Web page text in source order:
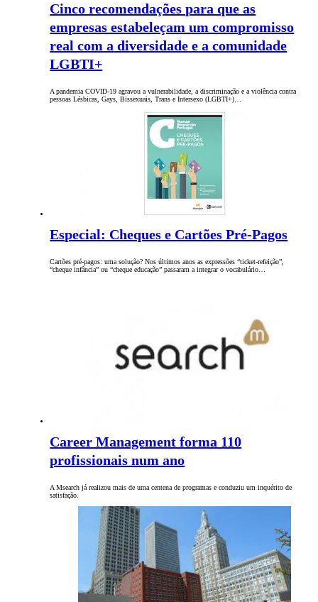
Cinco recomendações para que as
empresas estabeleçam um compromisso
real com a diversidade e a comunidade
LGBTI+
A pandemia COVID-19 agravou a vulnerabilidade, a discriminação e a violência contra
pessoas Lésbicas, Gays, Bissexuais, Trans e Intersexo (LGBTI+)…
Especial: Cheques e Cartões Pré-Pagos
Cartões pré-pagos: uma solução? Nos últimos anos as expressões “ticket-refeição”,
“cheque infância” ou “cheque educação” passaram a integrar o vocabulário…
Career Management forma 110
profissionais num ano
A Msearch já realizou mais de uma centena de programas e conduziu um inquérito de
satisfação.